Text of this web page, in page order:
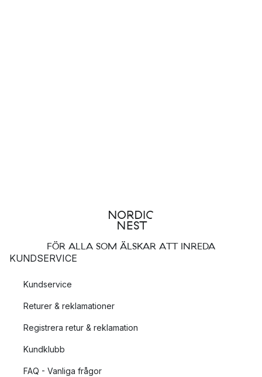
FÖR ALLA SOM ÄLSKAR ATT INREDA
KUNDSERVICE
Kundservice
Returer & reklamationer
Registrera retur & reklamation
Kundklubb
FAQ - Vanliga frågor